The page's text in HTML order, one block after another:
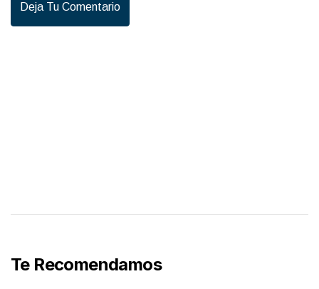
Deja Tu Comentario
Te Recomendamos